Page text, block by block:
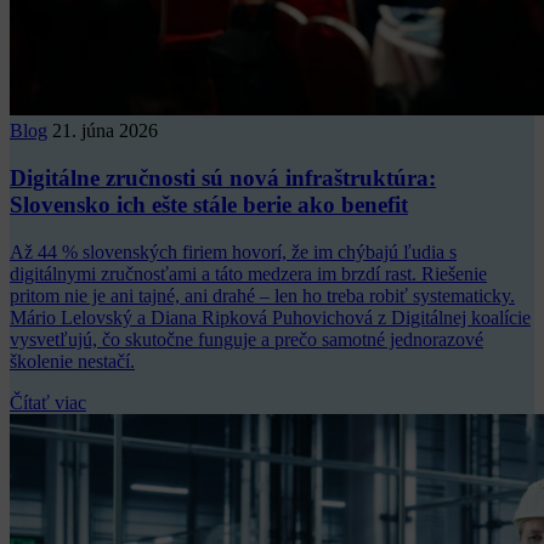
Blog 21. júna 2026
Digitálne zručnosti sú nová infraštruktúra:
Slovensko ich ešte stále berie ako benefit
Až 44 % slovenských firiem hovorí, že im chýbajú ľudia s
digitálnymi zručnosťami a táto medzera im brzdí rast. Riešenie
pritom nie je ani tajné, ani drahé – len ho treba robiť systematicky.
Mário Lelovský a Diana Ripková Puhovichová z Digitálnej koalície
vysvetľujú, čo skutočne funguje a prečo samotné jednorazové
školenie nestačí.
Čítať viac